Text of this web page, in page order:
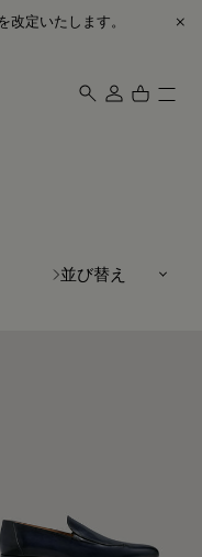
改定いたします。